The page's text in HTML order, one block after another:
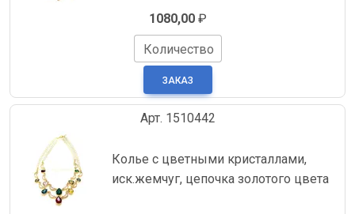
1080,00₽
Количество
Арт. 1510442
Колье с цветными кристаллами,
иск.жемчуг, цепочка золотого цвета